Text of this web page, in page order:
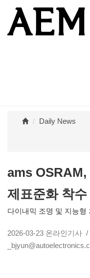
Daily News
ams OSRAM,
제표준화 착수
다이내믹 조명 및 지능형
2026-03-23 온라인기사 /